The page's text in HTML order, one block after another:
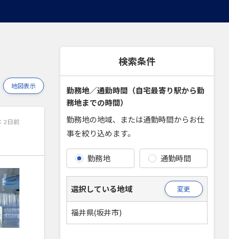
地図表示
2日前
検索条件
勤務地／通勤時間（自宅最寄り駅から勤
務地までの時間）
勤務地の地域、または通勤時間からお仕
事を絞り込めます。
勤務地 通勤時間
選択している地域 変更
福井県(坂井市)